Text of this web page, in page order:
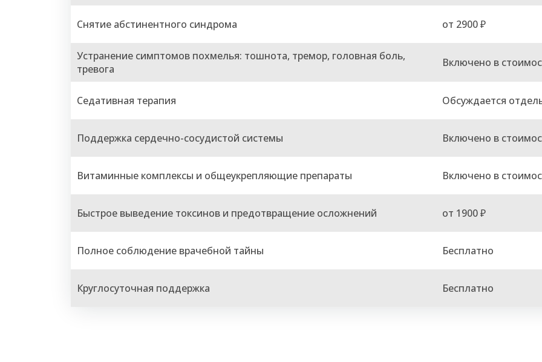
Снятие абстинентного синдрома от 2900 ₽
Устранение симптомов похмелья: тошнота, тремор, головная боль,
тревога
Включено в
Седативная терапия Обсуждается
Поддержка сердечно-сосудистой системы Включено в
Витаминные комплексы и общеукрепляющие препараты Включено в
Быстрое выведение токсинов и предотвращение осложнений от 1900 ₽
Полное соблюдение врачебной тайны Бесплатно
Круглосуточная поддержка Бесплатно